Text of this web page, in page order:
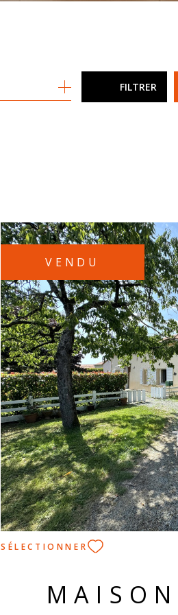
FILTRER
VENDU
SÉLECTIONNER